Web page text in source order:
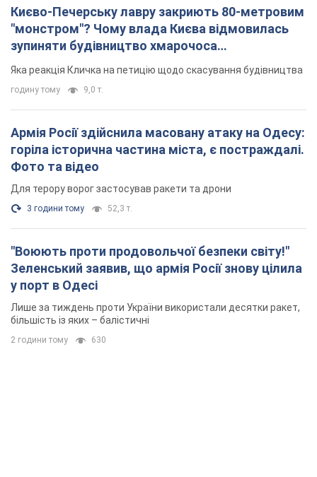
Києво-Печерську лавру закриють 80-метровим
"монстром"? Чому влада Києва відмовилась
зупиняти будівництво хмарочоса
"московського вірянина"
Яка реакція Кличка на петицію щодо скасування будівництва
годину тому 9,0 т.
Армія Росії здійснила масовану атаку на Одесу:
горіла історична частина міста, є постраждалі.
Фото та відео
Для терору ворог застосував ракети та дрони
3 години тому 52,3 т.
"Воюють проти продовольчої безпеки світу!"
Зеленський заявив, що армія Росії знову цілила
у порт в Одесі
Лише за тиждень проти України використали десятки ракет,
більшість із яких – балістичні
2 години тому 630